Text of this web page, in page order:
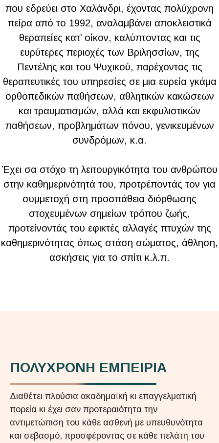
που εδρεύει στο Χαλάνδρι, έχοντας πολύχρονη
πείρα από το 1992, αναλαμβάνει αποκλειστικά
θεραπείες κατ’ οίκον, καλύπτοντας και τις
ευρύτερες περιοχές των Βριλησσίων, της
Πεντέλης και του Ψυχικού, παρέχοντας τις
θεραπευτικές του υπηρεσίες σε μια ευρεία γκάμα
ορθοπεδικών παθήσεων, αθλητικών κακώσεων
και τραυματισμών, αλλά και εκφυλιστικών
παθήσεων, προβλημάτων πόνου, γενικευμένων
συνδρόμων, κ.α.
Έχει σα στόχο τη λειτουργικότητα του ανθρώπου
στην καθημερινότητά του, προτρέποντάς τον για
συμμετοχή στη προσπάθεια διόρθωσης
στοχευμένων σημείων τρόπου ζωής,
προτείνοντάς του εφικτές αλλαγές πτυχών της
καθημερινότητας όπως στάση σώματος, άθληση,
ασκήσεις για το σπίτι κ.λ.π.
ΠΟΛΥΧΡΟΝΗ ΕΜΠΕΙΡΙΑ
Διαθέτει πλούσια ακαδημαϊκή κι επαγγελματική
πορεία κι έχει σαν προτεραιότητα την
αντιμετώπιση του κάθε ασθενή με υπευθυνότητα
και σεβασμό, προσφέροντας σε κάθε πελάτη του